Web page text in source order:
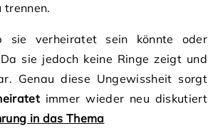
trennen.
sie verheiratet sein könnte oder
sie jedoch keine Ringe zeigt und
Genau diese Ungewissheit sorgt
immer wieder neu diskutiert
in das Thema